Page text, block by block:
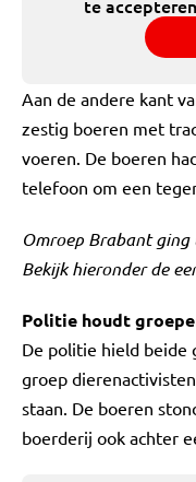
te
Aan de andere kant
zestig boeren met
voeren. De boeren
telefoon om een
Omroep Brabant
Bekijk hieronder de
Politie houdt
De politie hield beide
groep
staan. De boeren
boerderij ook achter